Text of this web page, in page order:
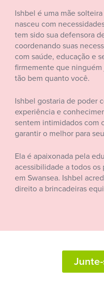
Ishbel é uma mãe
nasceu com
tem sido sua defensora
coordenando suas
com saúde, educação e
firmemente que
tão bem quanto você.
Ishbel gostaria de poder
experiência e
sentem intimidados com
garantir o melhor para
Ela é apaixonada pela
acessibilidade a todos os
em Swansea. Ishbel
direito a brincadeiras